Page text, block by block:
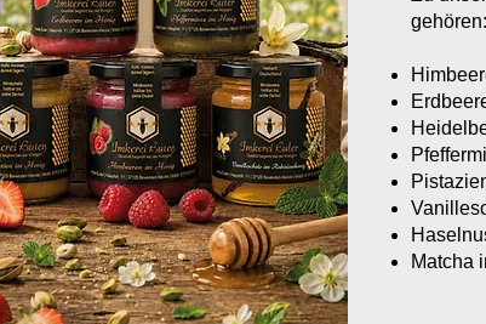
gehören:
Matcha